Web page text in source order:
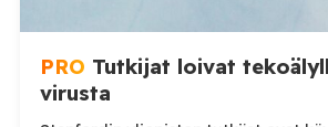
PRO Tutkijat loivat
virusta